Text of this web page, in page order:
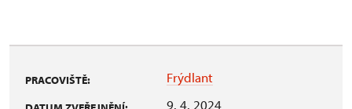
PRACOVIŠTĚ: Frýdlant
9. 4. 2024